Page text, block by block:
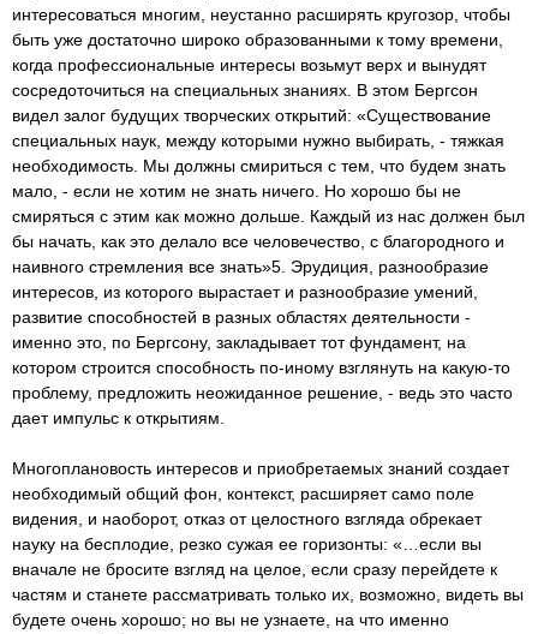
интересоваться многим, неустанно расширять кругозор, чтобы
быть уже достаточно широко образованными к тому времени,
когда профессиональные интересы возьмут верх и вынудят
сосредоточиться на специальных знаниях. В этом Бергсон
видел залог будущих творческих открытий: «Существование
специальных наук, между которыми нужно выбирать, - тяжкая
необходимость. Мы должны смириться с тем, что будем знать
мало, - если не хотим не знать ничего. Но хорошо бы не
смиряться с этим как можно дольше. Каждый из нас должен был
бы начать, как это делало все человечество, с благородного и
наивного стремления все знать»5. Эрудиция, разнообразие
интересов, из которого вырастает и разнообразие умений,
развитие способностей в разных областях деятельности -
именно это, по Бергсону, закладывает тот фундамент, на
котором строится способность по-иному взглянуть на какую-то
проблему, предложить неожиданное решение, - ведь это часто
дает импульс к открытиям.
Многоплановость интересов и приобретаемых знаний создает
необходимый общий фон, контекст, расширяет само поле
видения, и наоборот, отказ от целостного взгляда обрекает
науку на бесплодие, резко сужая ее горизонты: «…если вы
вначале не бросите взгляд на целое, если сразу перейдете к
частям и станете рассматривать только их, возможно, видеть вы
будете очень хорошо; но вы не узнаете, на что именно